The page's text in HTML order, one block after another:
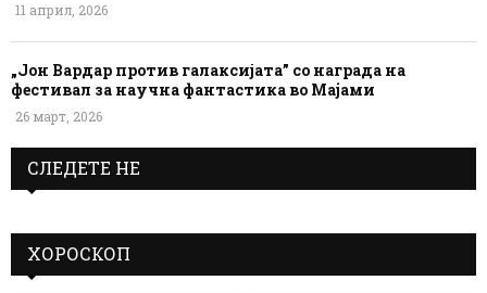
11 април, 2026
„Јон Вардар против галаксијата” со награда на
фестивал за научна фантастика во Мајами
26 март, 2026
СЛЕДЕТЕ НЕ
ХОРОСКОП